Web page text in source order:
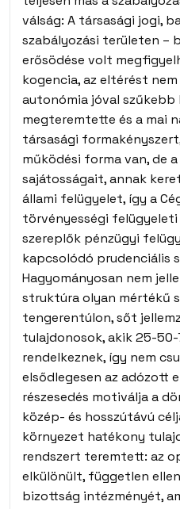
válság: A társasági jogi,
szabályozási területen –
erősödése volt
kogencia, az eltérést
autonómia jóval szűkebb
megteremtette és a mai
társasági
működési forma van, de
sajátosságait, annak
állami felügyelet, így a
törvényességi felügyeleti
szereplők pénzügyi
kapcsolódó prudenciális
Hagyományosan nem
struktúra olyan mértékű
tengerentúlon, sőt
tulajdonosok, akik 25-50-
rendelkeznek, így nem
elsődlegesen az adózott
részesedés motiválja a
közép- és hosszútávú
környezet hatékony
rendszert teremtett: az
elkülönült, független
bizottság intézményét,